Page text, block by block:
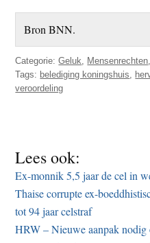
Bron BNN.
Categorie:Geluk, Mensenrechten,
Tags: belediging koningshuis,
veroordeling
Lees ook:
Ex-monnik 5,5 jaar de cel in
Thaise corrupte ex-
tot 94 jaar celstraf
HRW – Nieuwe aanpak nodig